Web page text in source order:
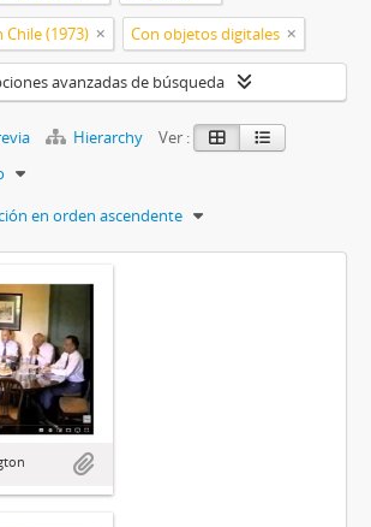
Chile (1973) Con objetos digitales
avanzadas de búsqueda
Hierarchy
Ver :
en orden ascendente